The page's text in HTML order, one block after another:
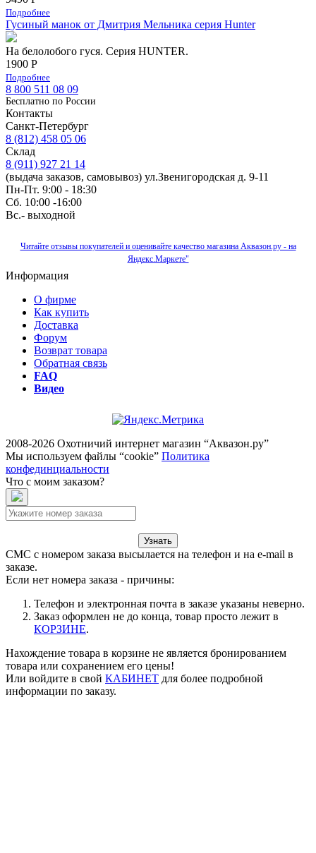
Подробнее
Гусиный манок от Дмитрия Мельника серия Hunter
На белолобого гуся. Серия HUNTER.
1900 Р
Подробнее
8 800 511 08 09
Бесплатно по Роcсии
Контакты
Санкт-Петербург
8 (812) 458 05 06
Склад
8 (911) 927 21 14
(выдача заказов, самовывоз) ул.Звенигородская д. 9-11
Пн-Пт. 9:00 - 18:30
Сб. 10:00 -16:00
Вс.- выходной
Читайте отзывы покупателей и оценивайте качество магазина Аквазон.ру - на
Яндекс.Маркете"
Информация
О фирме
Как купить
Доставка
Форум
Возврат товара
Обратная связь
FAQ
Видео
2008-2026 Охотничий интернет магазин “Аквазон.ру”
Мы используем файлы “cookie” Политика
конфединциальности
Что с моим заказом?
Узнать
СМС с номером заказа высылается на телефон и на e-mail в
заказе.
Если нет номера заказа - причины:
Телефон и электронная почта в заказе указаны неверно.
Заказ оформлен не до конца, товар просто лежит в
КОРЗИНЕ.
Нахождение товара в корзине не является бронированием
товара или сохранением его цены!
Или войдите в свой КАБИНЕТ для более подробной
информации по заказу.